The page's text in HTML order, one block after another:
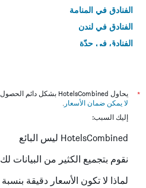
الفنادق في المنامة
الفنادق في لندن
الفنادق في جدّة
*
يحاول HotelsCombined بشكل دائم الحصول على الأسعار الدقيقة، ولكن
لا يمكن ضمان الأسعار .
إليك السبب:
HotelsCombined ليس البائع
نقوم بتجميع الكثير من البيانات لك
لماذا لا تكون الأسعار دقيقة بنسبة 100٪؟